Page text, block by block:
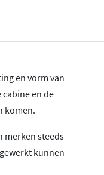
en vorm van
en de
komen.
merken steeds
kunnen